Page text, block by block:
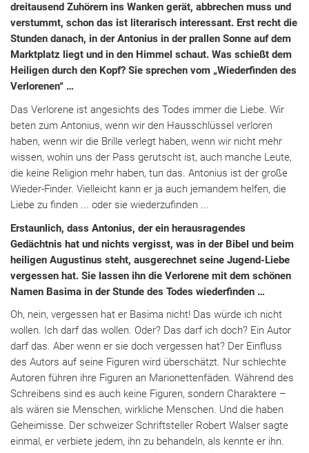
dreitausend Zuhörern ins Wanken gerät, abbrechen muss und
verstummt, schon das ist literarisch interessant. Erst recht die
Stunden danach, in der Antonius in der prallen Sonne auf dem
Marktplatz liegt und in den Himmel schaut. Was schießt dem
Heiligen durch den Kopf? Sie sprechen vom „Wiederfinden des
Verlorenen“ …
Das Verlorene ist angesichts des Todes immer die Liebe. Wir
beten zum Antonius, wenn wir den Hausschlüssel verloren
haben, wenn wir die Brille verlegt haben, wenn wir nicht mehr
wissen, wohin uns der Pass gerutscht ist, auch manche Leute,
die keine Religion mehr haben, tun das. Antonius ist der große
Wieder-Finder. Vielleicht kann er ja auch jemandem helfen, die
Liebe zu finden ... oder sie wiederzufinden ...
Erstaunlich, dass Antonius, der ein herausragendes
Gedächtnis hat und nichts vergisst, was in der Bibel und beim
heiligen Augustinus steht, ausgerechnet seine Jugend-Liebe
vergessen hat. Sie lassen ihn die Verlorene mit dem schönen
Namen Basima in der Stunde des Todes wiederfinden …
Oh, nein, vergessen hat er Basima nicht! Das würde ich nicht
wollen. Ich darf das wollen. Oder? Das darf ich doch? Ein Autor
darf das. Aber wenn er sie doch vergessen hat? Der Einfluss
des Autors auf seine Figuren wird überschätzt. Nur schlechte
Autoren führen ihre Figuren an Marionettenfäden. Während des
Schreibens sind es auch keine Figuren, sondern Charaktere –
als wären sie Menschen, wirkliche Menschen. Und die haben
Geheimisse. Der schweizer Schriftsteller Robert Walser sagte
einmal, er verbiete jedem, ihn zu behandeln, als kennte er ihn.